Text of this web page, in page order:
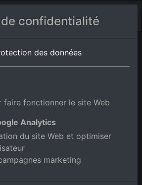
Vénétie
de Villaregia
Italie
confidentialité
des données
faire fonctionner le site Web
Analytics
du site Web et optimiser
marketing